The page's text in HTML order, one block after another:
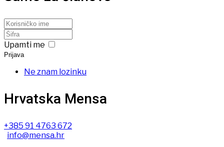
Upamti me
Prijava
Ne znam lozinku
Hrvatska Mensa
+385 91 4763 672
info@mensa.hr